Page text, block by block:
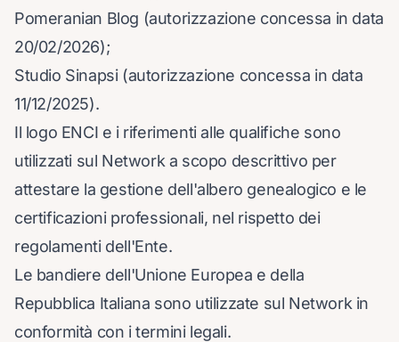
Pomeranian Blog (autorizzazione concessa in data
20/02/2026);
Studio Sinapsi (autorizzazione concessa in data
11/12/2025).
Il logo ENCI e i riferimenti alle qualifiche sono
utilizzati sul Network a scopo descrittivo per
attestare la gestione dell'albero genealogico e le
certificazioni professionali, nel rispetto dei
regolamenti dell'Ente.
Le bandiere dell'Unione Europea e della
Repubblica Italiana sono utilizzate sul Network in
conformità con i termini legali.